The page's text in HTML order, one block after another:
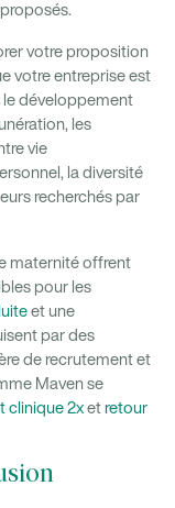
votre proposition
votre entreprise est
le développement
les
vie
la diversité
recherchés par
maternité offrent
pour les
et une
par des
de recrutement et
Maven se
clinique 2xetretour